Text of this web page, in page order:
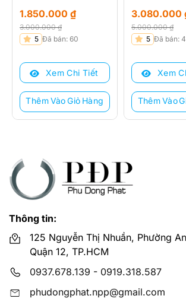
3.000.000₫
Giá
là:
3.000.000 ₫.
1.850.000 ₫
Giá
tại
1.850.000 ₫.
5 Đã bán: 60
Xem Chi Tiết
Thêm Vào Giỏ Hàng
5.000.000₫
Giá
là:
5.000.000 ₫.
3.080.000
Giá
tại
3.080.000 ₫.
5 Đã bán:
Xem
Thêm Vào
Thông tin:
125 Nguyễn Thị Nhuần, Phường
Quận 12, TP.HCM
0937.678.139 - 0919.318.587
phudongphat.npp@gmail.com